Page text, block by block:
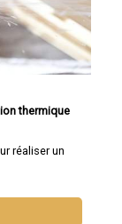
thermique
réaliser un